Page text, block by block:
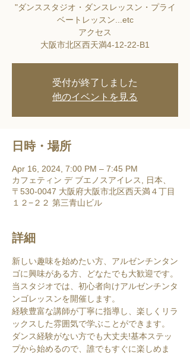
"ダンススタジオ・ダンスレッスン・プライ
ベートレッスン...etc
アクセス
大阪市北区西天満4-12-22-B1
受付が終了しました
他のイベントを見る
日時・場所
Apr 16, 2024, 7:00 PM – 7:45 PM
カフェティン デ ブエノスアイレス, 日本、
〒530-0047 大阪府大阪市北区西天満４丁目
１２−２２ 第三青山ビル
詳細
新しい趣味を始めたい方、アルゼンチンタン
ゴに興味がある方、どなたでも大歓迎です。
当スタジオでは、初心者向けアルゼンチンタ
ンゴレッスンを開催します。
経験豊富な講師が丁寧に指導し、楽しくリラ
ックスした雰囲気で学ぶことができます。
ダンス経験がない方でも大丈夫!基本ステッ
プから始めるので、誰でもすぐに楽しめま